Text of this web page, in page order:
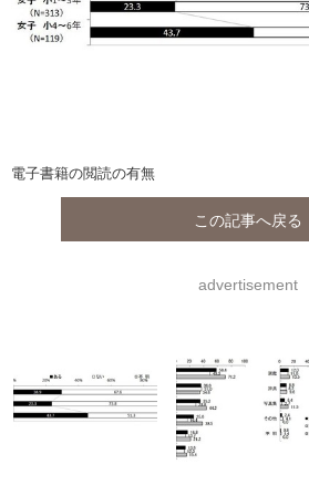
電子書籍の閲読の有無
この記事へ戻る
advertisement